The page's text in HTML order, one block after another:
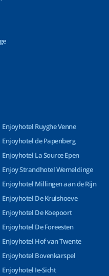
Enjoyhotel Ruyghe Venne
Enjoyhotel de Papenberg
Enjoyhotel La Source Epen
Enjoy Strandhotel Wemeldinge
Enjoyhotel Millingen aan de Rijn
Enjoyhotel De Kruishoeve
Enjoyhotel De Koepoort
Enjoyhotel De Foreesten
Enjoyhotel Hof van Twente
Enjoyhotel Bovenkarspel
Enjoyhotel Ie-Sicht